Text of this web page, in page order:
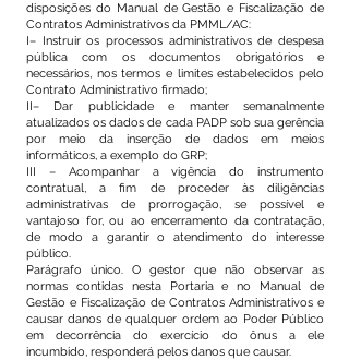
disposições do Manual de Gestão e Fiscalização de
Contratos Administrativos da PMML/AC:
I– Instruir os processos administrativos de despesa
pública com os documentos obrigatórios e
necessários, nos termos e limites estabelecidos pelo
Contrato Administrativo firmado;
II– Dar publicidade e manter semanalmente
atualizados os dados de cada PADP sob sua gerência
por meio da inserção de dados em meios
informáticos, a exemplo do GRP;
III – Acompanhar a vigência do instrumento
contratual, a fim de proceder às diligências
administrativas de prorrogação, se possível e
vantajoso for, ou ao encerramento da contratação,
de modo a garantir o atendimento do interesse
público.
Parágrafo único. O gestor que não observar as
normas contidas nesta Portaria e no Manual de
Gestão e Fiscalização de Contratos Administrativos e
causar danos de qualquer ordem ao Poder Público
em decorrência do exercício do ônus a ele
incumbido, responderá pelos danos que causar.